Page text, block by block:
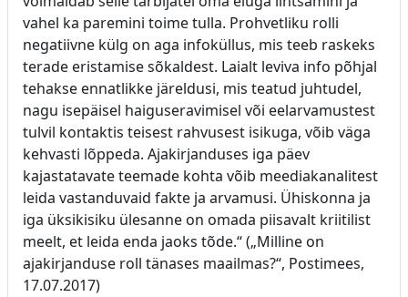
vahel ka paremini toime tulla. Prohvetliku rolli
negatiivne külg on aga infoküllus, mis teeb raskeks
terade eristamise sõkaldest. Laialt leviva info põhjal
tehakse ennatlikke järeldusi, mis teatud juhtudel,
nagu isepäisel haiguseravimisel või eelarvamustest
tulvil kontaktis teisest rahvusest isikuga, võib väga
kehvasti lõppeda. Ajakirjanduses iga päev
kajastatavate teemade kohta võib meediakanalitest
leida vastanduvaid fakte ja arvamusi. Ühiskonna ja
iga üksikisiku ülesanne on omada piisavalt kriitilist
meelt, et leida enda jaoks tõde.“ („Milline on
ajakirjanduse roll tänases maailmas?“, Postimees,
17.07.2017)